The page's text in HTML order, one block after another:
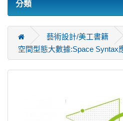
分類
藝術設計/美工書籍
空間型態大數據:Space Syntax